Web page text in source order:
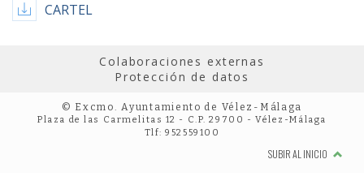
CARTEL
Colaboraciones externas
Protección de datos
© Excmo. Ayuntamiento de Vélez-Málaga
Plaza de las Carmelitas 12 - C.P. 29700 - Vélez-Málaga
Tlf: 952559100
SUBIR AL INICIO